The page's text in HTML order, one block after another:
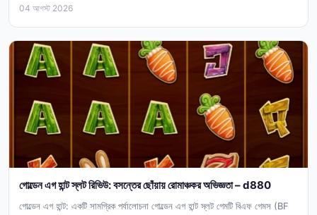
04 আগস্ট 2026
গোল্ডেন এগ হান্ট স্লট রিভিউ: বসন্তের ছোঁয়ায় রোমাঞ্চকর অভিজ্ঞতা – d880
গোল্ডেন এগ হান্ট: একটি সামগ্রিক পর্যালোচনা গোল্ডেন এগ হান্ট স্লট গেমটি বিএফ গেমস (BF